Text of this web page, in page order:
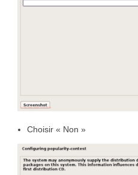
Choisir « Non »